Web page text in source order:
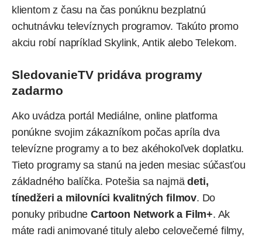
klientom z času na čas ponúknu bezplatnú
ochutnávku televíznych programov. Takúto promo
akciu robí napríklad Skylink, Antikalebo Telekom.
SledovanieTV pridáva programy
zadarmo
Ako uvádza portál Mediálne, online platforma
ponúkne svojim zákazníkom počas apríla dva
televízne programy a to bez akéhokoľvek doplatku.
Tieto programy sa stanú na jeden mesiac súčasťou
základného balíčka. Potešia sa najmädeti,
tínedžeri a milovníci kvalitných filmov. Do
ponuky pribudneCartoon Network a Film+. Ak
máte radi animované tituly alebo celovečerné filmy,